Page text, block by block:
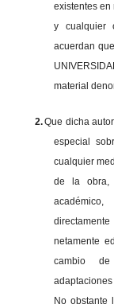
existentes en
y cualquier
acuerdan
material
2.Que dicha
especial
cualquier
de la obra,
netamente
cambio de
No obstante